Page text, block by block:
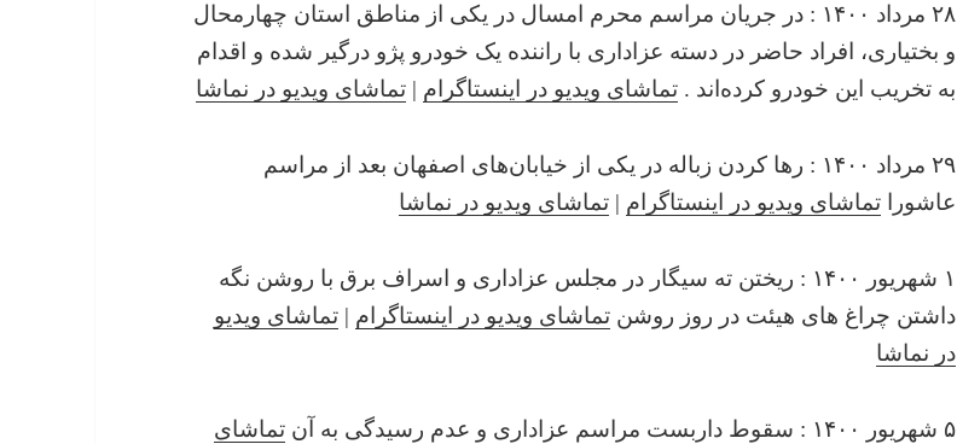
۲۸ مرداد ۱۴۰۰ : در جریان مراسم محرم امسال در یکی از مناطق استان چهارمحال
و بختیاری، افراد حاضر در دسته عزاداری با راننده یک خودرو پژو درگیر شده‌ و اقدام
به تخریب این خودرو کرده‌اند .تماشای ویدیو در اینستاگرام |تماشای ویدیو در نماشا
۲۹ مرداد ۱۴۰۰ : رها کردن زباله در یکی از خیابان‌های اصفهان بعد از مراسم
عاشوراتماشای ویدیو در اینستاگرام |تماشای ویدیو در نماشا
۱ شهریور ۱۴۰۰ : ریختن ته سیگار در مجلس عزاداری و اسراف برق با روشن نگه
داشتن چراغ های هیئت در روز روشنتماشای ویدیو در اینستاگرام |تماشای ویدیو
در نماشا
۵ شهریور ۱۴۰۰ : سقوط داربست مراسم عزاداری و عدم رسیدگی به آن
تماشای